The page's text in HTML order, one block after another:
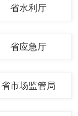
省水利厅
省应急厅
省市场监管局